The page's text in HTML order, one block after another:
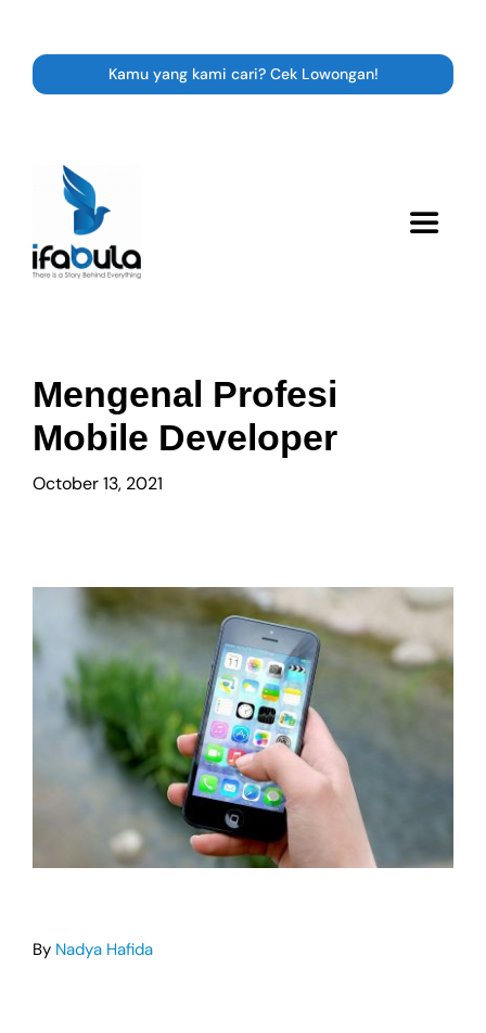
content
Kamu yang kami cari? Cek Lowongan!
Toggle
Expert Class
The Tribe
Mengenal Profesi
Mobile Developer
October 13, 2021
By Nadya Hafida